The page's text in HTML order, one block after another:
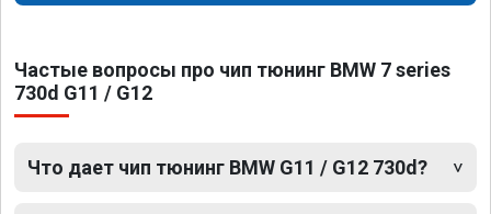
Частые вопросы про чип тюнинг BMW 7 series
730d G11 / G12
Что дает чип тюнинг BMW G11 / G12 730d?